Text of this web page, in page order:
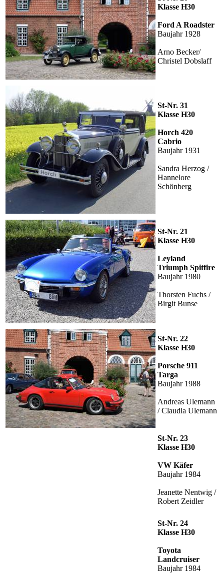
Klasse H30
Ford A Roadster
Baujahr 1928
Arno Becker/
Christel Dobslaff
St-Nr. 31
Klasse H30
Horch 420
Cabrio
Baujahr 1931
Sandra Herzog /
Hannelore
Schönberg
St-Nr. 21
Klasse H30
Leyland
Triumph Spitfire
Baujahr 1980
Thorsten Fuchs /
Birgit Bunse
St-Nr. 22
Klasse H30
Porsche 911
Targa
Baujahr 1988
Andreas Ulemann
/ Claudia Ulemann
St-Nr. 23
Klasse H30
VW Käfer
Baujahr 1984
Jeanette Nentwig /
Robert Zeidler
St-Nr. 24
Klasse H30
Toyota
Landcruiser
Baujahr 1984